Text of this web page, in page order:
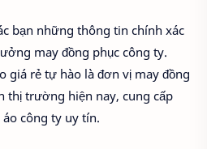
bạn những thông tin chính xác
may đồng phục công ty.
giá rẻ tự hào là đơn vị may đồng
thị trường hiện nay, cung cấp
áo công ty uy tín.